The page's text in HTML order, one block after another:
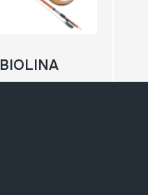
BIOLINA